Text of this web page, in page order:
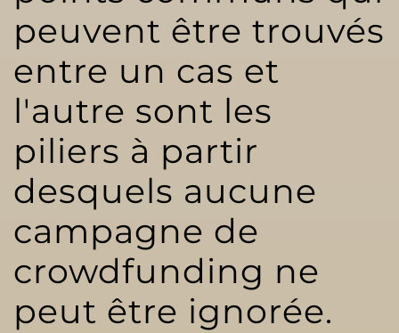
peuvent être trouvés
entre un cas et
l'autre sont les
piliers à partir
desquels aucune
campagne de
crowdfunding ne
peut être ignorée.